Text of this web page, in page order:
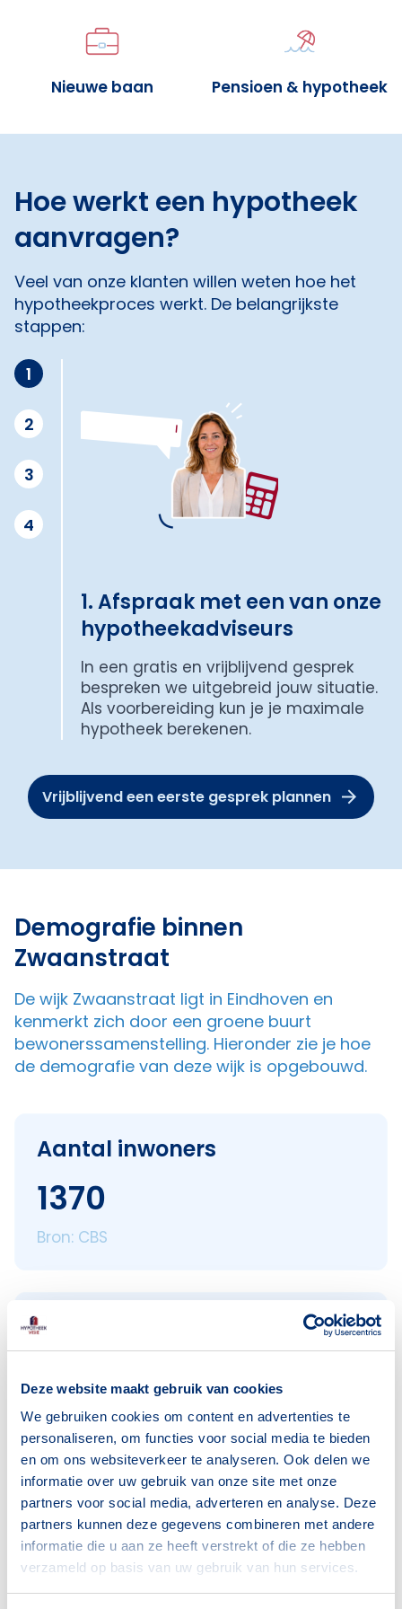
Deze website maakt gebruik van cookies
We gebruiken cookies om content en advertenties te
personaliseren, om functies voor social media te bieden
en om ons websiteverkeer te analyseren. Ook delen we
informatie over uw gebruik van onze site met onze
partners voor social media, adverteren en analyse. Deze
partners kunnen deze gegevens combineren met andere
informatie die u aan ze heeft verstrekt of die ze hebben
verzameld op basis van uw gebruik van hun services.
Nieuwe baan Pensioen & hypotheek
Hoe werkt een hypotheek
aanvragen?
Veel van onze klanten willen weten hoe het
hypotheekproces werkt. De belangrijkste
stappen:
1
2
3
4
1. Afspraak met een van onze
hypotheekadviseurs
In een gratis en vrijblijvend gesprek
bespreken we uitgebreid jouw situatie.
Als voorbereiding kun je je maximale
hypotheek berekenen.
Vrijblijvend een eerste gesprek plannen
Demografie binnen
Zwaanstraat
De wijk Zwaanstraat ligt in Eindhoven en
kenmerkt zich door een groene buurt
bewonerssamenstelling. Hieronder zie je hoe
de demografie van deze wijk is opgebouwd.
Aantal inwoners
1370
Bron: CBS
Leeftijden
18–25 jaar
25–45 jaar
562
45–65 jaar
274
65+ jaar
Bron: CBS